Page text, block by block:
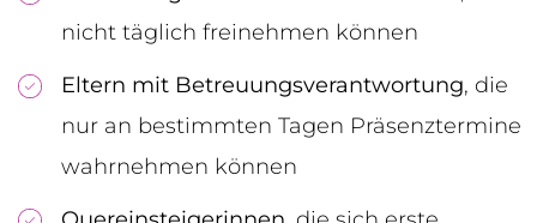
nicht täglich freinehmen können
Eltern mit Betreuungsverantwortung, die
nur an bestimmten Tagen Präsenztermine
wahrnehmen können